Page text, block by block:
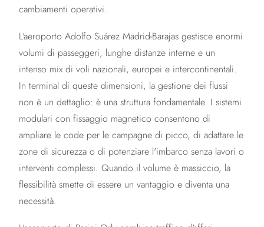
cambiamenti operativi.
L'aeroporto Adolfo Suárez Madrid-Barajas gestisce enormi
volumi di passeggeri, lunghe distanze interne e un
intenso mix di voli nazionali, europei e intercontinentali.
In terminal di queste dimensioni, la gestione dei flussi
non è un dettaglio: è una struttura fondamentale. I sistemi
modulari con fissaggio magnetico consentono di
ampliare le code per le campagne di picco, di adattare le
zone di sicurezza o di potenziare l'imbarco senza lavori o
interventi complessi. Quando il volume è massiccio, la
flessibilità smette di essere un vantaggio e diventa una
necessità.